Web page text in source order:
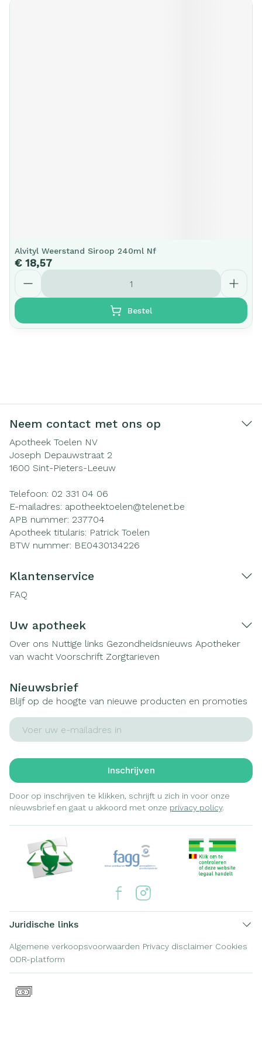
Alvityl Weerstand Siroop 240ml Nf
€ 18,57
Aantal
Bestel
Neem contact met ons op
Apotheek Toelen NV
Joseph Depauwstraat 2
1600 Sint-Pieters-Leeuw
Telefoon: 02 331 04 06
E-mailadres: apotheektoelen@telenet.be
APB nummer: 237704
Apotheek titularis: Patrick Toelen
BTW nummer: BE0430134226
Klantenservice
FAQ
Uw apotheek
Over ons Nuttige links Gezondheidsnieuws Apotheker
van wacht Voorschrift Zorgtarieven
Nieuwsbrief
Blijf op de hoogte van nieuwe producten en promoties
E-mail adres
Inschrijven
Door op inschrijven te klikken, schrijft u zich in voor onze
nieuwsbrief en gaat u akkoord met onze privacy policy.
Juridische links
Algemene verkoopsvoorwaarden Privacy disclaimer Cookies
ODR-platform